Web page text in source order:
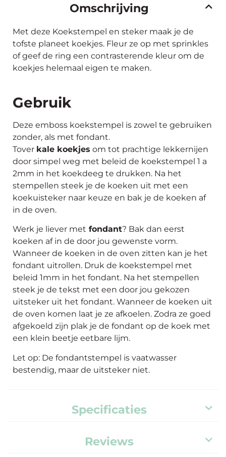
Omschrijving
Met deze Koekstempel en steker maak je de
tofste planeet koekjes. Fleur ze op met sprinkles
of geef de ring een contrasterende kleur om de
koekjes helemaal eigen te maken.
Gebruik
Deze emboss koekstempel is zowel te gebruiken
zonder, als met fondant.
Tover kale koekjes om tot prachtige lekkernijen
door simpel weg met beleid de koekstempel 1 a
2mm in het koekdeeg te drukken. Na het
stempellen steek je de koeken uit met een
koekuisteker naar keuze en bak je de koeken af
in de oven.
Werk je liever met fondant? Bak dan eerst
koeken af in de door jou gewenste vorm.
Wanneer de koeken in de oven zitten kan je het
fondant uitrollen. Druk de koekstempel met
beleid 1mm in het fondant. Na het stempellen
steek je de tekst met een door jou gekozen
uitsteker uit het fondant. Wanneer de koeken uit
de oven komen laat je ze afkoelen. Zodra ze goed
afgekoeld zijn plak je de fondant op de koek met
een klein beetje eetbare lijm.
Let op: De fondantstempel is vaatwasser
bestendig, maar de uitsteker niet.
Specificaties
Reviews